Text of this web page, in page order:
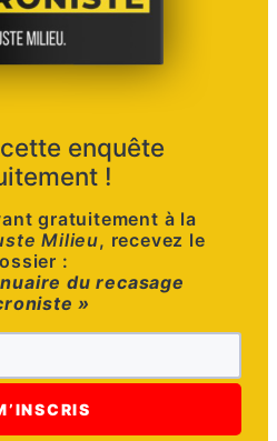
enquête
!
gratuitement à la
Milieu, recevez le
:
du recasage
»